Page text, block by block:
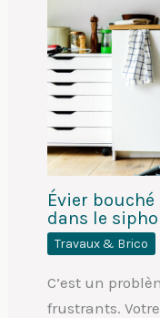
Évier
dans le
Travaux & Brico
C’est un
frustrants.